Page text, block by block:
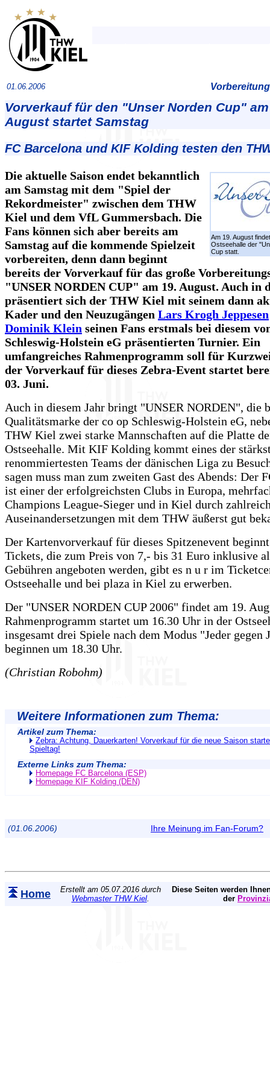
01.06.2006
Vorverkauf für den "Unser Norden Cup"
August startet Samstag
FC Barcelona und KIF Kolding testen den
Am 19. August
Ostseehalle der
Cup statt.
Die aktuelle Saison endet bekanntlich
am Samstag mit dem "Spiel der
Rekordmeister" zwischen dem THW
Kiel und dem VfL Gummersbach. Die
Fans können sich aber bereits am
Samstag auf die kommende Spielzeit
vorbereiten, denn dann beginnt
bereits der Vorverkauf für das große
"UNSER NORDEN CUP" am 19. August. Auch in
präsentiert sich der THW Kiel mit seinem dann
Kader und den Neuzugängen Lars Krogh Jeppesen
Dominik Klein seinen Fans erstmals bei diesem
Schleswig-Holstein eG präsentierten Turnier. Ein
umfangreiches Rahmenprogramm soll für
der Vorverkauf für dieses Zebra-Event startet
03. Juni.
Auch in diesem Jahr bringt "UNSER NORDEN", die
Qualitätsmarke der co op Schleswig-Holstein eG,
THW Kiel zwei starke Mannschaften auf die Platte
Ostseehalle. Mit KIF Kolding kommt eines der
renommiertesten Teams der dänischen Liga zu
sagen muss man zum zweiten Gast des Abends: Der
ist einer der erfolgreichsten Clubs in Europa,
Champions League-Sieger und in Kiel durch
Auseinandersetzungen mit dem THW äußerst gut
Der Kartenvorverkauf für dieses Spitzenevent
Tickets, die zum Preis von 7,- bis 31 Euro inklusive
Gebühren angeboten werden, gibt es n u r im
Ostseehalle und bei plaza in Kiel zu erwerben.
Der "UNSER NORDEN CUP 2006" findet am 19.
Rahmenprogramm startet um 16.30 Uhr in der
insgesamt drei Spiele nach dem Modus "Jeder gegen
beginnen um 18.30 Uhr.
(Christian Robohm)
Weitere Informationen zum Thema:
Artikel zum Thema:
Zebra: Achtung, Dauerkarten! Vorverkauf für die neue Saison
Spieltag!
Externe Links zum Thema:
Homepage FC Barcelona (ESP)
Homepage KIF Kolding (DEN)
(01.06.2006) Ihre Meinung im Fan-Forum?
Home
Erstellt am 05.07.2016 durch
Webmaster THW Kiel.
Diese Seiten werden
der